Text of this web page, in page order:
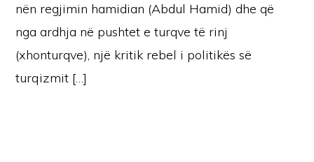
nën regjimin hamidian (Abdul Hamid) dhe që
nga ardhja në pushtet e turqve të rinj
(xhonturqve), një kritik rebel i politikës së
turqizmit […]